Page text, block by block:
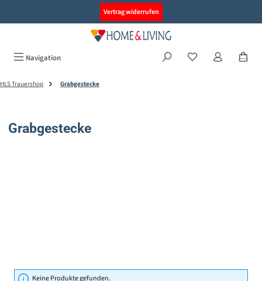
Vertrag widerrufen
Navigation
HLS Trauershop Grabgestecke
Grabgestecke
Keine Produkte gefunden.